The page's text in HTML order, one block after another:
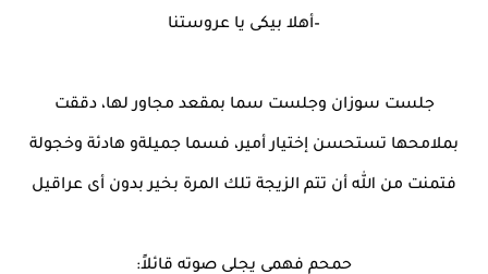
–أهلا بيكى يا عروستنا
جلست سوزان وجلست سما بمقعد مجاور لها، دققت
بملامحها تستحسن إختيار أمير، فسما جميلةو هادئة وخجولة
فتمنت من الله أن تتم الزيجة تلك المرة بخير بدون أى عراقيل
حمحم فهمى يجلى صوته قائلاً: